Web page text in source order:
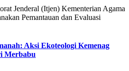
Jenderal (Itjen) Kementerian Agama
Pemantauan dan Evaluasi
Aksi Ekoteologi Kemenag
Merbabu